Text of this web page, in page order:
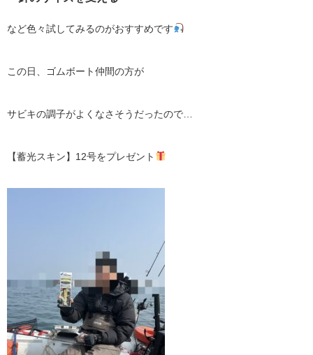
など色々試してみるのがおすすめです
この日、ゴムボート仲間の方が
サビキの調子がよくなさそうだったので…
【蓄光スキン】12号をプレゼント